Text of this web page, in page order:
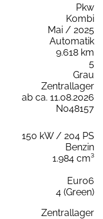
Pkw
Kombi
Mai / 2025
Automatik
9.618 km
5
Grau
Zentrallager
ab ca. 11.08.2026
N048157
150 kW / 204 PS
Benzin
1.984 cm³
Euro6
4 (Green)
Zentrallager